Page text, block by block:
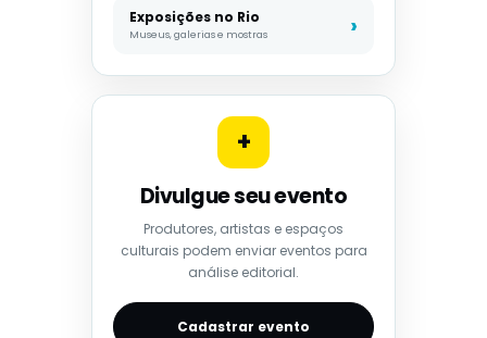
Exposições no Rio
Museus, galerias e mostras
+
Divulgue seu evento
Produtores, artistas e espaços
culturais podem enviar eventos para
análise editorial.
Cadastrar evento